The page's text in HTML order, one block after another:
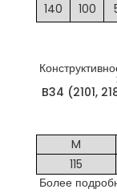
140
100
B34 (2101,
M
115
Более